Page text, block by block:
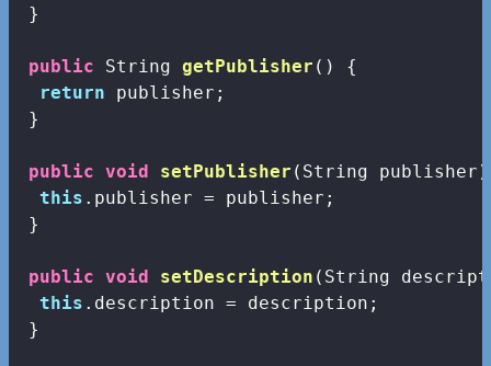
}
public String getPublisher ()
{
return publisher;
}
public void setPublisher (String publisher)
this .publisher = publisher;
}
public void setDescription (String
this .description = description;
}